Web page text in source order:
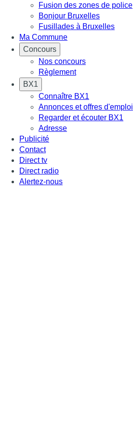
Fusion des zones de police
Bonjour Bruxelles
Fusillades à Bruxelles
Ma Commune
Concours
Nos concours
Règlement
BX1
Connaître BX1
Annonces et offres d'emploi
Regarder et écouter BX1
Adresse
Publicité
Contact
Direct tv
Direct radio
Alertez-nous